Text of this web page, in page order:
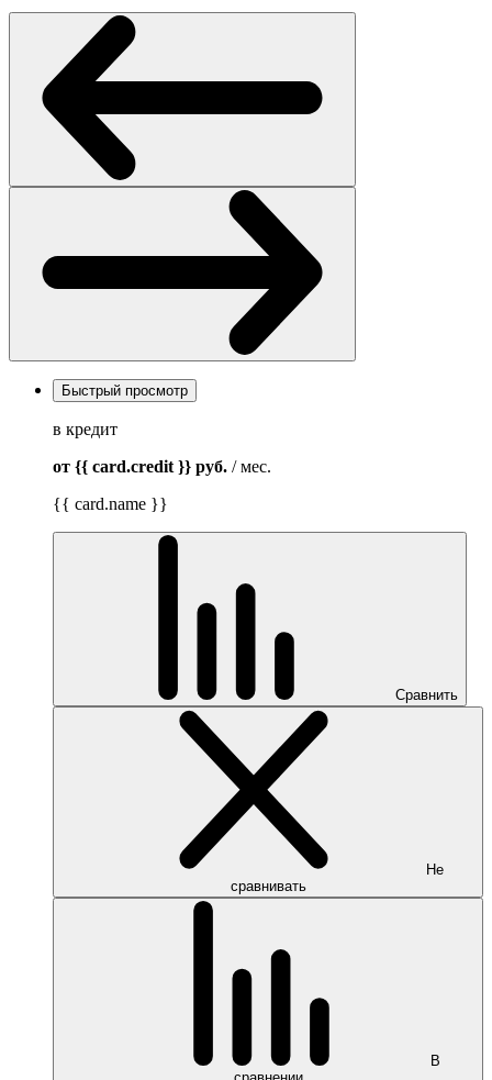
Быстрый просмотр
в кредит
от {{ card.credit }} руб. / мес.
{{ card.name }}
Сравнить
Не
сравнивать
В